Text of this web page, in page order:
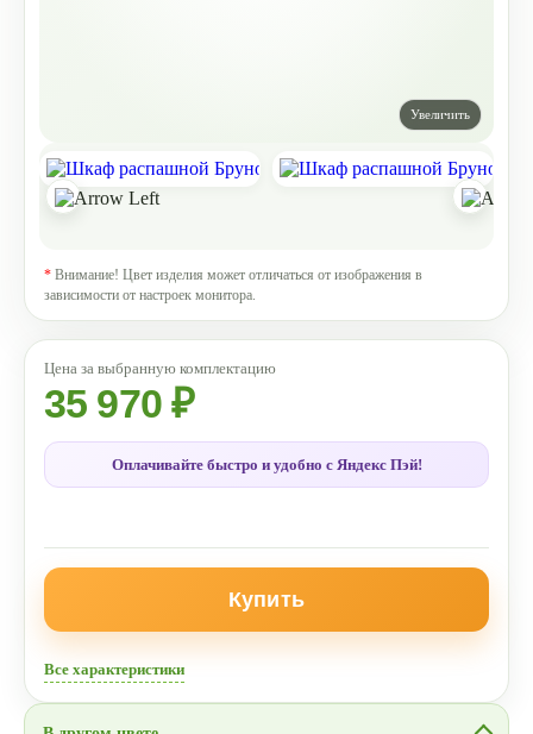
* Внимание! Цвет изделия может отличаться от изображения в
зависимости от настроек монитора.
35 970 ₽
Оплачивайте быстро и удобно с Яндекс Пэй!
Купить
Все характеристики